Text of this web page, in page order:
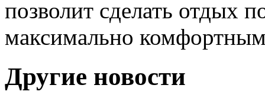
позволит сделать отдых
максимально
Другие новости